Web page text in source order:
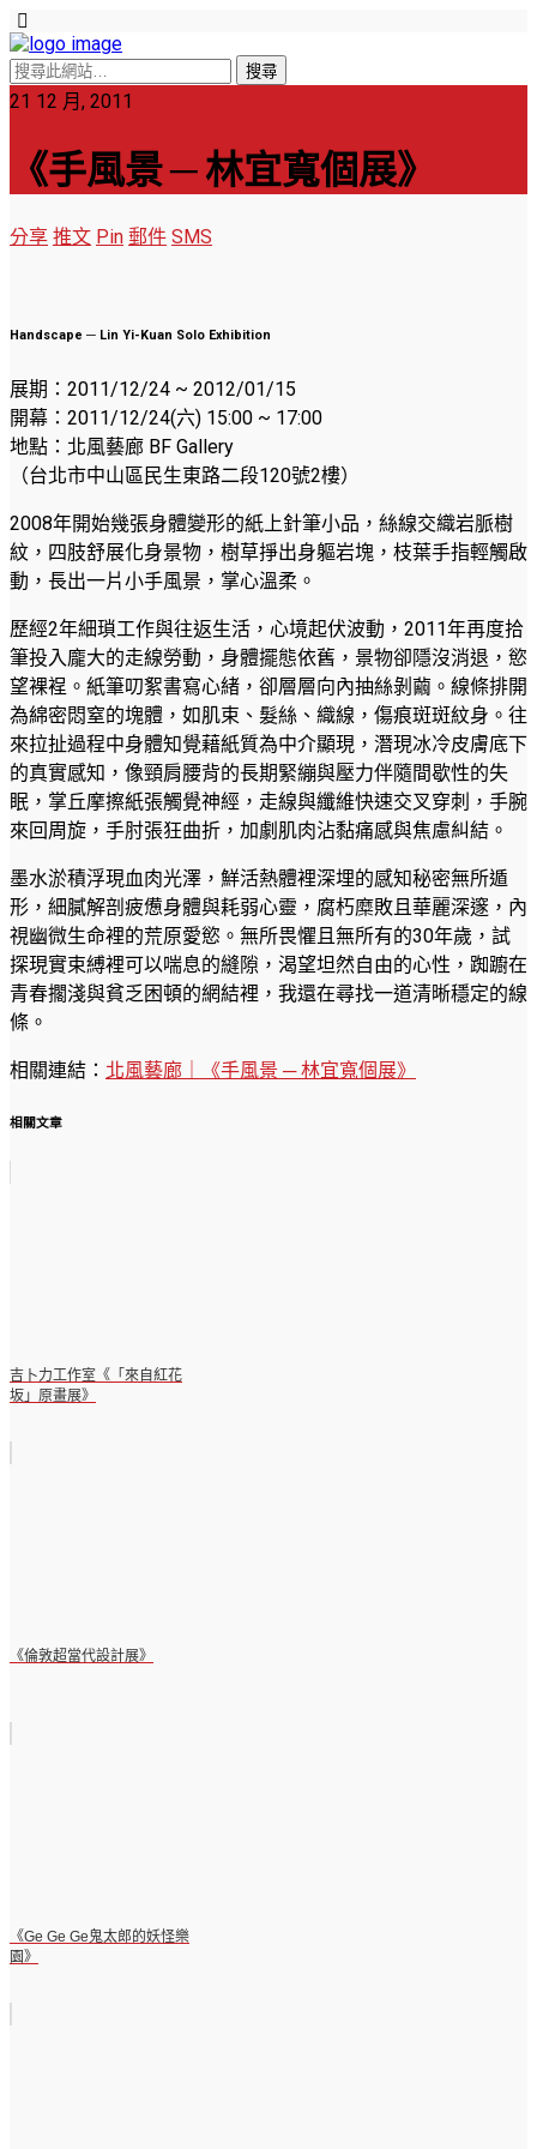
21 12 月, 2011
《手風景 ─ 林宜寬個展》
分享 推文 Pin 郵件 SMS
Handscape ─ Lin Yi-Kuan Solo Exhibition
展期：2011/12/24 ~ 2012/01/15
開幕：2011/12/24(六) 15:00 ~ 17:00
地點：北風藝廊 BF Gallery
（台北市中山區民生東路二段120號2樓）
2008年開始幾張身體變形的紙上針筆小品，絲線交織岩脈樹
紋，四肢舒展化身景物，樹草掙出身軀岩塊，枝葉手指輕觸啟
動，長出一片小手風景，掌心溫柔。
歷經2年細瑣工作與往返生活，心境起伏波動，2011年再度拾
筆投入龐大的走線勞動，身體擺態依舊，景物卻隱沒消退，慾
望裸裎。紙筆叨絮書寫心緒，卻層層向內抽絲剝繭。線條排開
為綿密悶窒的塊體，如肌束、髮絲、織線，傷痕斑斑紋身。往
來拉扯過程中身體知覺藉紙質為中介顯現，潛現冰冷皮膚底下
的真實感知，像頸肩腰背的長期緊繃與壓力伴隨間歇性的失
眠，掌丘摩擦紙張觸覺神經，走線與纖維快速交叉穿刺，手腕
來回周旋，手肘張狂曲折，加劇肌肉沾黏痛感與焦慮糾結。
墨水淤積浮現血肉光澤，鮮活熱體裡深埋的感知秘密無所遁
形，細膩解剖疲憊身體與耗弱心靈，腐朽糜敗且華麗深邃，內
視幽微生命裡的荒原愛慾。無所畏懼且無所有的30年歲，試
探現實束縛裡可以喘息的縫隙，渴望坦然自由的心性，踟躕在
青春擱淺與貧乏困頓的網結裡，我還在尋找一道清晰穩定的線
條。
相關連結： 北風藝廊｜《手風景 ─ 林宜寬個展》
相關文章
吉卜力工作室《「來自紅花
坂」原畫展》
《倫敦超當代設計展》
《Ge Ge Ge鬼太郎的妖怪樂
園》